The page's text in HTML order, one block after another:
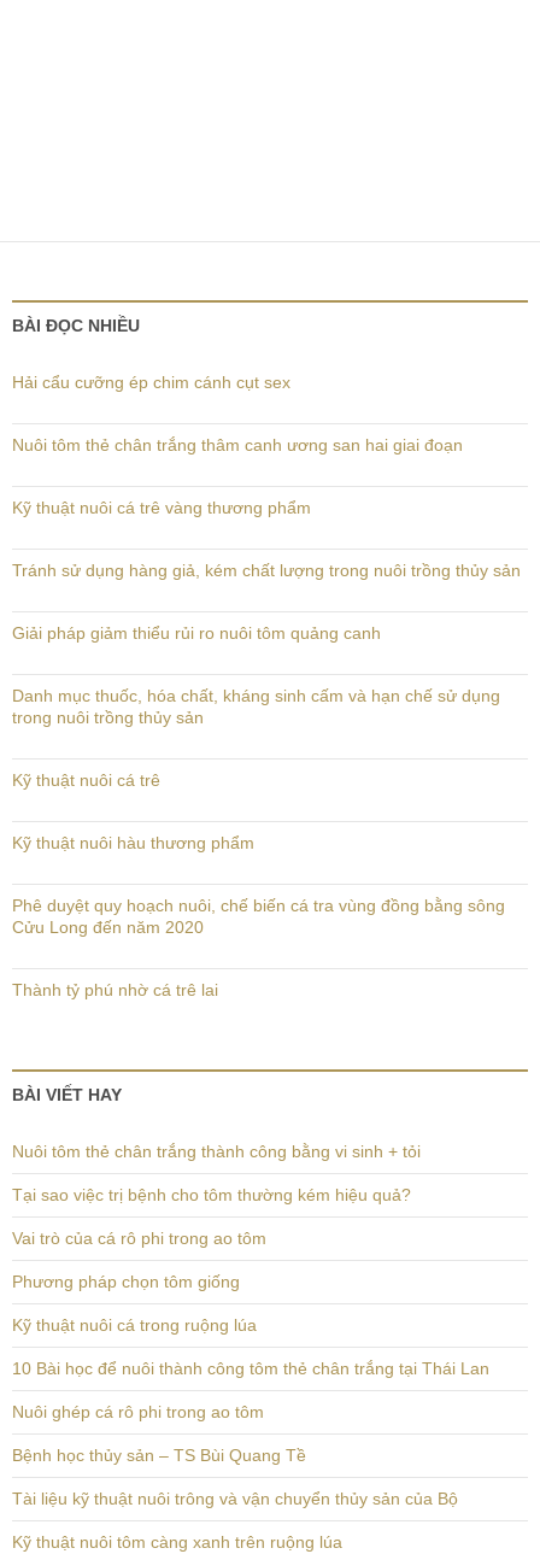
BÀI ĐỌC NHIỀU
Hải cẩu cưỡng ép chim cánh cụt sex
Nuôi tôm thẻ chân trắng thâm canh ương san hai giai đoạn
Kỹ thuật nuôi cá trê vàng thương phẩm
Tránh sử dụng hàng giả, kém chất lượng trong nuôi trồng thủy sản
Giải pháp giảm thiểu rủi ro nuôi tôm quảng canh
Danh mục thuốc, hóa chất, kháng sinh cấm và hạn chế sử dụng
trong nuôi trồng thủy sản
Kỹ thuật nuôi cá trê
Kỹ thuật nuôi hàu thương phẩm
Phê duyệt quy hoạch nuôi, chế biến cá tra vùng đồng bằng sông
Cửu Long đến năm 2020
Thành tỷ phú nhờ cá trê lai
BÀI VIẾT HAY
Nuôi tôm thẻ chân trắng thành công bằng vi sinh + tỏi
Tại sao việc trị bệnh cho tôm thường kém hiệu quả?
Vai trò của cá rô phi trong ao tôm
Phương pháp chọn tôm giống
Kỹ thuật nuôi cá trong ruộng lúa
10 Bài học để nuôi thành công tôm thẻ chân trắng tại Thái Lan
Nuôi ghép cá rô phi trong ao tôm
Bệnh học thủy sản – TS Bùi Quang Tề
Tài liệu kỹ thuật nuôi trông và vận chuyển thủy sản của Bộ
Kỹ thuật nuôi tôm càng xanh trên ruộng lúa